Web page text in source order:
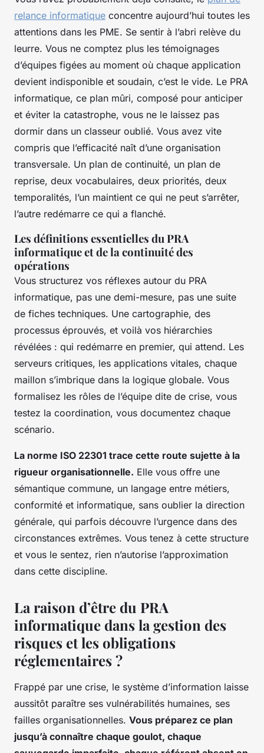
relance informatique concentre aujourd’hui toutes les
attentions dans les PME. Se sentir à l’abri relève du
leurre. Vous ne comptez plus les témoignages
d’équipes figées au moment où chaque application
devient indisponible et soudain, c’est le vide. Le PRA
informatique, ce plan mûri, composé pour anticiper
et éviter la catastrophe, vous ne le laissez pas
dormir dans un classeur oublié. Vous avez vite
compris que l’efficacité naît d’une organisation
transversale. Un plan de continuité, un plan de
reprise, deux vocabulaires, deux priorités, deux
temporalités, l’un maintient ce qui ne peut s’arrêter,
l’autre redémarre ce qui a flanché.
Les définitions essentielles du PRA
informatique et de la continuité des
opérations
Vous structurez vos réflexes autour du PRA
informatique, pas une demi-mesure, pas une suite
de fiches techniques. Une cartographie, des
processus éprouvés, et voilà vos hiérarchies
révélées : qui redémarre en premier, qui attend. Les
serveurs critiques, les applications vitales, chaque
maillon s’imbrique dans la logique globale. Vous
formalisez les rôles de l’équipe dite de crise, vous
testez la coordination, vous documentez chaque
scénario.
La norme ISO 22301 trace cette route sujette à la
rigueur organisationnelle. Elle vous offre une
sémantique commune, un langage entre métiers,
conformité et informatique, sans oublier la direction
générale, qui parfois découvre l’urgence dans des
circonstances extrêmes. Vous tenez à cette structure
et vous le sentez, rien n’autorise l’approximation
dans cette discipline.
La raison d’être du PRA
informatique dans la gestion des
risques et les obligations
réglementaires ?
Frappé par une crise, le système d’information laisse
aussitôt paraître ses vulnérabilités humaines, ses
failles organisationnelles. Vous préparez ce plan
jusqu’à connaître chaque goulot, chaque